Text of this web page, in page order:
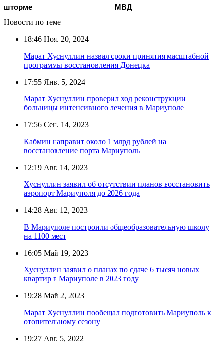
шторме
МВД
Новости по теме
18:46 Ноя. 20, 2024
Марат Хуснуллин назвал сроки принятия масштабной
программы восстановления Донецка
17:55 Янв. 5, 2024
Марат Хуснуллин проверил ход реконструкции
больницы интенсивного лечения в Мариуполе
17:56 Сен. 14, 2023
Кабмин направит около 1 млрд рублей на
восстановление порта Мариуполь
12:19 Авг. 14, 2023
Хуснуллин заявил об отсутствии планов восстановить
аэропорт Мариуполя до 2026 года
14:28 Авг. 12, 2023
В Мариуполе построили общеобразовательную школу
на 1100 мест
16:05 Май 19, 2023
Хуснуллин заявил о планах по сдаче 6 тысяч новых
квартир в Мариуполе в 2023 году
19:28 Май 2, 2023
Марат Хуснуллин пообещал подготовить Мариуполь к
отопительному сезону
19:27 Авг. 5, 2022